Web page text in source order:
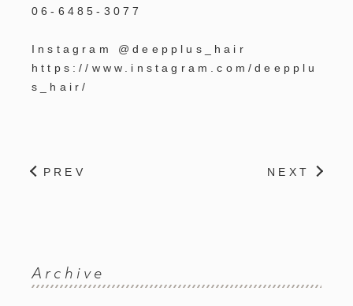
06-6485-3077
Instagram @deepplus_hair
https://www.instagram.com/deepplu
s_hair/
PREV NEXT
Archive